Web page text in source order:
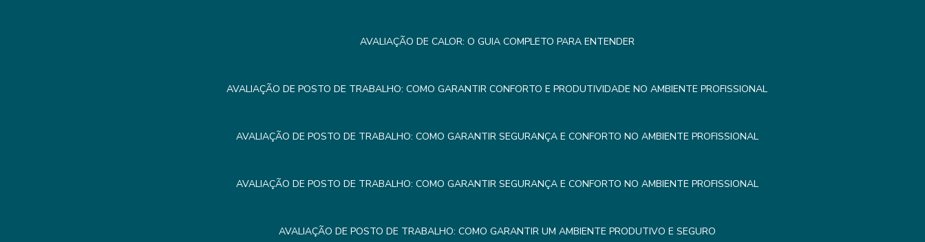
AVALIAÇÃO DE CALOR: O GUIA COMPLETO PARA ENTENDER
AVALIAÇÃO DE POSTO DE TRABALHO: COMO GARANTIR CONFORTO E PRODUTIVIDADE NO AMBIENTE PROFISSIONAL
AVALIAÇÃO DE POSTO DE TRABALHO: COMO GARANTIR SEGURANÇA E CONFORTO NO AMBIENTE PROFISSIONAL
AVALIAÇÃO DE POSTO DE TRABALHO: COMO GARANTIR SEGURANÇA E CONFORTO NO AMBIENTE PROFISSIONAL
AVALIAÇÃO DE POSTO DE TRABALHO: COMO GARANTIR UM AMBIENTE PRODUTIVO E SEGURO